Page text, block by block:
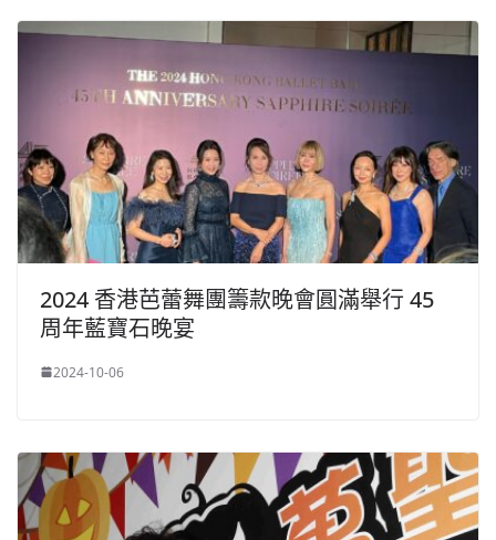
2024 香港芭蕾舞團籌款晚會圓滿舉行 45
周年藍寶石晚宴
2024-10-06